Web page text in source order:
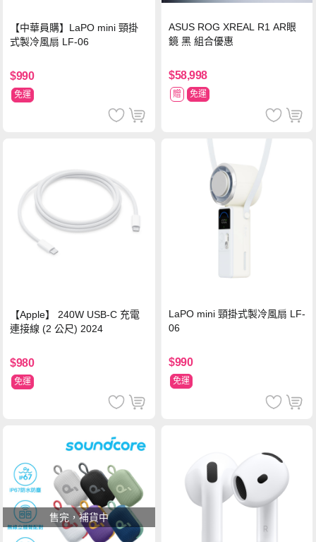
【中華員購】LaPO mini 頸掛
式製冷風扇 LF-06
$990
免運
ASUS ROG XREAL R1 AR眼
鏡 黑 組合優惠
$58,998
贈 免運
【Apple】 240W USB-C 充電
連接線 (2 公尺) 2024
$980
免運
LaPO mini 頸掛式製冷風扇 LF-
06
$990
免運
售完，補貨中